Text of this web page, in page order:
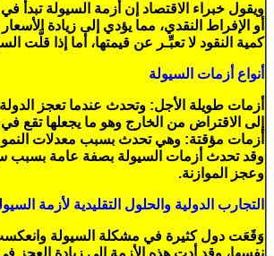
ويقول خبراء الاقتصاد إن أزمة السيولة
أو الإفراط النقدي، مما يؤدي إلى زيادة
كمية النقود لا تعبِّـر عن قيمتها، أما إذا
أنواع أزمات السيولة
أزمات طويلة الأجل: وتحدث عندما تعجز
إلى الاقتراض من الخارج وهو ما يجعلها تقع
أزمات مؤقتة: وهي تحدث بسبب معدلات النمو
وقد تحدث أزمات السيولة بصفة عامة بسبب
وعجز الموازنة.
التجارب الدولية والحلول التقليدية لأزمة
وَقَعَت دول كثيرة في مشكلة السيولة وانعكست
نفسها، وقد أدت هذه الأزمة إلى زيادة